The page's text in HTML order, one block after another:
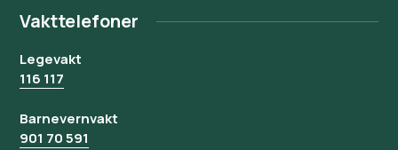
Vakttelefoner
Legevakt
116 117
Barnevernvakt
901 70 591